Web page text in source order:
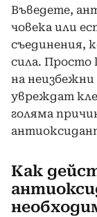
Въведете,
човека или
съединения,
сила. Просто
на
увреждат
голяма
Как